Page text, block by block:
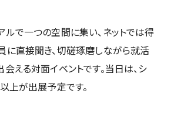
で一つの空間に集い、ネットでは得
に直接聞き、切磋琢磨しながら就活
える対面イベントです。当日は、シ
上が出展予定です。